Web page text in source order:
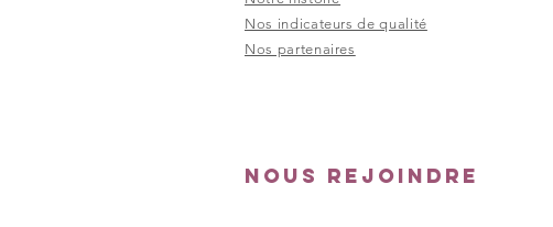
Nos indicateurs de qualité
Nos partenaires
Nous rejoindre